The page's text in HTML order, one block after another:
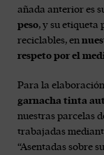
añada anterior es
peso, y su etiqueta
reciclables, en
respeto por el
Para la
garnacha tinta
nuestras parcelas
trabajadas
“Asentadas sobre